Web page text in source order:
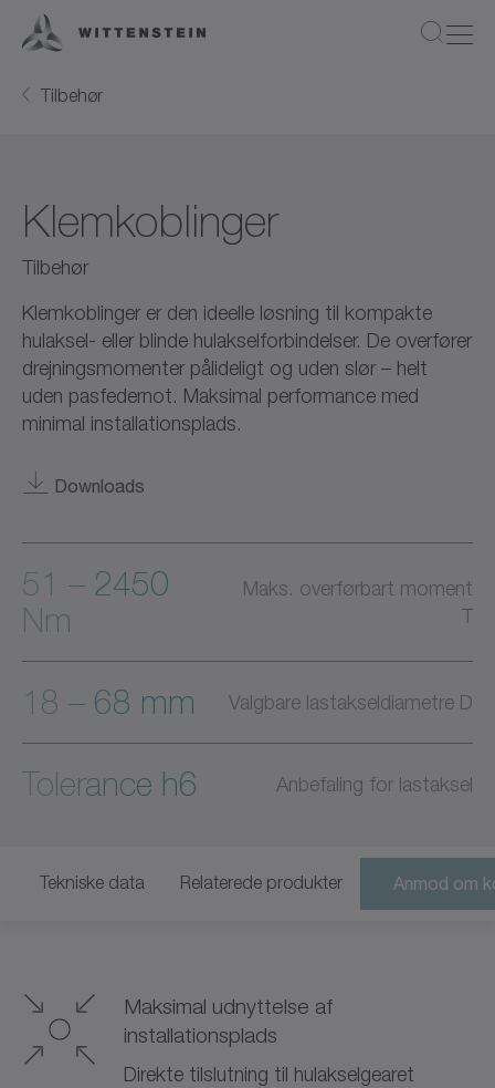
Tilbehør
Klemkoblinger
Tilbehør
Klemkoblinger er den ideelle løsning til kompakte
hulaksel- eller blinde hulakselforbindelser. De overfører
drejningsmomenter pålideligt og uden slør – helt
uden pasfedernot. Maksimal performance med
minimal installationsplads.
Downloads
51 – 2450
Nm
Maks. overførbart moment
T
18 – 68 mm Valgbare lastakseldiametre D
Tolerance h6 Anbefaling for lastaksel
Tekniske data Relaterede produkter Anmod om
Maksimal udnyttelse af
installationsplads
Direkte tilslutning til hulakselgearet